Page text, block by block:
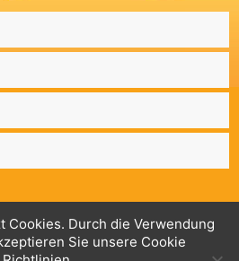
Geschäftsstelle: RK Guntramsdorf,
Cookies. Durch die Verwendung
Sie unsere Cookie